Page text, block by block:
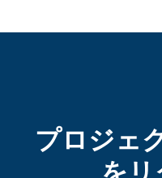
プロジェ
をリ